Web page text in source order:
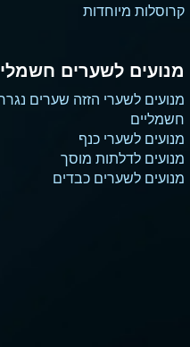
קרוסלות מיוחדות
מנועים לשערים
מנועים לשערי הזזה שערים
חשמליים
מנועים לשערי כנף
מנועים לדלתות מוסך
מנועים לשערים כבדים